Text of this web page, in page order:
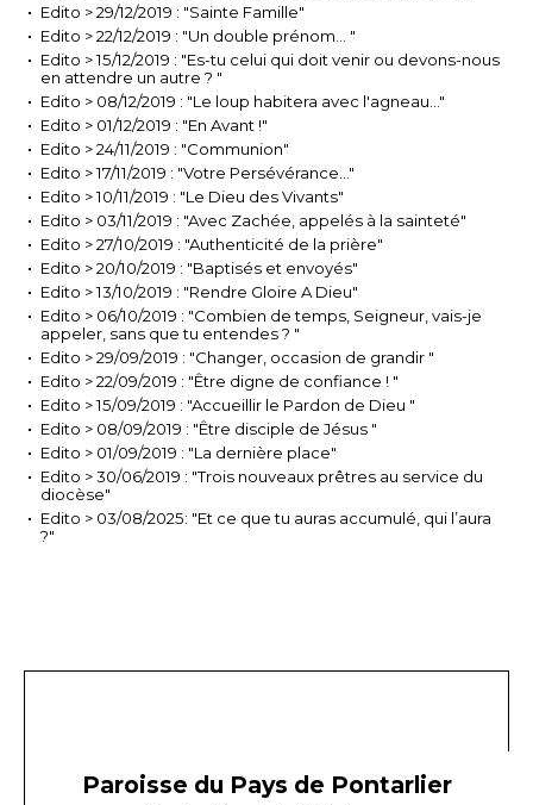
Edito > 29/12/2019 : "Sainte Famille"
Edito > 22/12/2019 : "Un double prénom... "
Edito > 15/12/2019 : "Es-tu celui qui doit venir ou devons-nous
en attendre un autre ? "
Edito > 08/12/2019 : "Le loup habitera avec l'agneau..."
Edito > 01/12/2019 : "En Avant !"
Edito > 24/11/2019 : "Communion"
Edito > 17/11/2019 : "Votre Persévérance..."
Edito > 10/11/2019 : "Le Dieu des Vivants"
Edito > 03/11/2019 : "Avec Zachée, appelés à la sainteté"
Edito > 27/10/2019 : "Authenticité de la prière"
Edito > 20/10/2019 : "Baptisés et envoyés"
Edito > 13/10/2019 : "Rendre Gloire A Dieu"
Edito > 06/10/2019 : "Combien de temps, Seigneur, vais-je
appeler, sans que tu entendes ? "
Edito > 29/09/2019 : "Changer, occasion de grandir "
Edito > 22/09/2019 : "Être digne de confiance ! "
Edito > 15/09/2019 : "Accueillir le Pardon de Dieu "
Edito > 08/09/2019 : "Être disciple de Jésus "
Edito > 01/09/2019 : "La dernière place"
Edito > 30/06/2019 : "Trois nouveaux prêtres au service du
diocèse"
Edito > 03/08/2025: "Et ce que tu auras accumulé, qui l’aura
?"
Paroisse du Pays de Pontarlier